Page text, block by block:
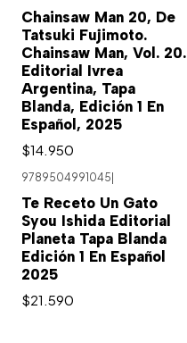
Chainsaw Man 20, De
Tatsuki Fujimoto.
Chainsaw Man, Vol. 20.
Editorial Ivrea
Argentina, Tapa
Blanda, Edición 1 En
Español, 2025
$14.950
9789504991045
Te Receto Un Gato
Syou Ishida Editorial
Planeta Tapa Blanda
Edición 1 En Español
2025
$21.590